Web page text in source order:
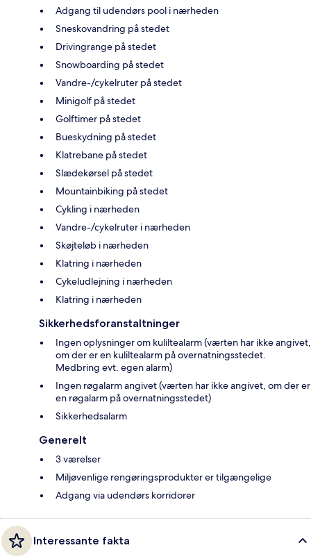
Adgang til udendørs pool i nærheden
Sneskovandring på stedet
Drivingrange på stedet
Snowboarding på stedet
Vandre-/cykelruter på stedet
Minigolf på stedet
Golftimer på stedet
Bueskydning på stedet
Klatrebane på stedet
Slædekørsel på stedet
Mountainbiking på stedet
Cykling i nærheden
Vandre-/cykelruter i nærheden
Skøjteløb i nærheden
Klatring i nærheden
Cykeludlejning i nærheden
Klatring i nærheden
Sikkerhedsforanstaltninger
Ingen oplysninger om kuliltealarm (værten har ikke angivet,
om der er en kuliltealarm på overnatningsstedet.
Medbring evt. egen alarm)
Ingen røgalarm angivet (værten har ikke angivet, om der er
en røgalarm på overnatningsstedet)
Sikkerhedsalarm
Generelt
3 værelser
Miljøvenlige rengøringsprodukter er tilgængelige
Adgang via udendørs korridorer
Interessante fakta